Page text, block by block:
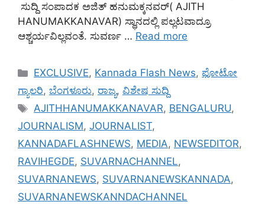
ಸುದ್ದಿ ಸಂಪಾದಕ ಅಜಿತ್‌ ಹನುಮಕ್ಕನವರ್‌( AJITH
HANUMAKKANAVAR) ಸ್ಥಾನದಲ್ಲಿ ಪಲ್ಲಟವಾದ್ರೂ
ಆಶ್ಚರ್ಯವಿಲ್ಲವಂತೆ. ಸುವರ್ಣ … Read more
Categories
EXCLUSIVE, Kannada Flash News, ಫೋಟೋ
ಗ್ಯಾಲರಿ, ಬೆಂಗಳೂರು, ರಾಜ್ಯ, ವಿಶೇಷ ಸುದ್ದಿ
Tags
AJITHHANUMAKKANAVAR, BENGALURU,
JOURNALISM, JOURNALIST,
KANNADAFLASHNEWS, MEDIA, NEWSEDITOR,
RAVIHEGDE, SUVARNACHANNEL,
SUVARNANEWS, SUVARNANEWSKANNADA,
SUVARNANEWSKANNDACHANNEL